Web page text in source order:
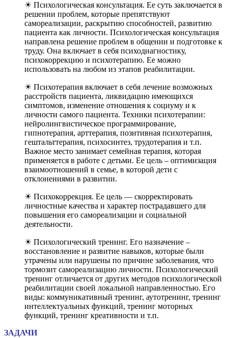
☀ Психологическая консультация. Ее суть заключается в
решении проблем, которые препятствуют
самореализации, раскрытию способностей, развитию
пациента как личности. Психологическая консультация
направлена решение проблем в общении и подготовке к
труду. Она включает в себя психодиагностику,
психокоррекцию и психотерапию. Ее можно
использовать на любом из этапов реабилитации.
☀ Психотерапия включает в себя лечение возможных
расстройств пациента, ликвидацию имеющихся
симптомов, изменение отношения к социуму и к
личности самого пациента. Техники психотерапии:
нейролингвистическое программирование,
гипнотерапия, арттерапия, позитивная психотерапия,
гештальттерапия, психосинтез, трудотерапия и т.п.
Важное место занимает семейная терапия, которая
применяется в работе с детьми. Ее цель – оптимизация
взаимоотношений в семье, в которой дети с
отклонениями в развитии.
☀ Психокоррекция. Ее цель — скорректировать
личностные качества и характер пострадавшего для
повышения его самореализации и социальной
деятельности.
☀ Психологический тренинг. Его назначение –
восстановление и развитие навыков, которые были
утрачены или нарушены по причине заболевания, что
тормозит самореализацию личности. Психологический
тренинг отличается от других методов психологической
реабилитации своей локальной направленностью. Его
виды: коммуникативный тренинг, аутотренинг, тренинг
интеллектуальных функций, тренинг моторных
функций, тренинг креативности и т.п.
ЗАДАЧИ